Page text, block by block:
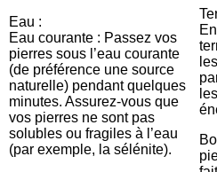
Eau :
Eau courante : Passez vos
pierres sous l’eau courante
(de préférence une source
naturelle) pendant quelques
minutes. Assurez-vous que
vos pierres ne sont pas
solubles ou fragiles à l’eau
(par exemple, la sélénite).